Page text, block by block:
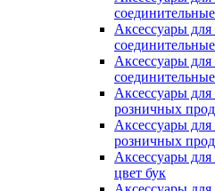
соединительные
Аксессуары
Аксессуары
Аксессуары
розничных
Аксессуары
розничных
Аксессуары
цвет бук